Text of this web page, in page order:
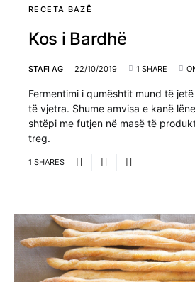
RECETA BAZË
Kos i Bardhë
STAFI AG 22/10/2019 1 SHARE
Fermentimi i qumështit mund të
të vjetra. Shume amvisa e kanë
shtëpi me futjen në masë të
treg.
1 SHARES